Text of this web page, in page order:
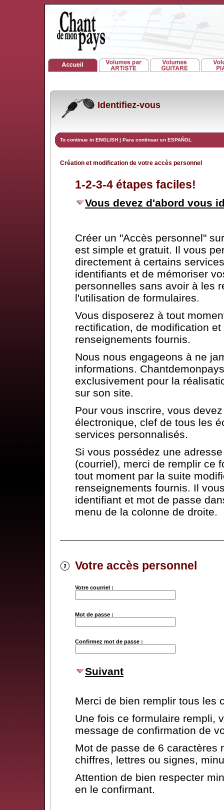
Identifiez-vous
To continue in ENGLISH | Para continuar en ESPAÑOL
Création et modification de votre accès personnel
1-2-3-4 étapes faciles!
Vous devez d'abord vous
Créer un "Accès personnel"
est simple et gratuit. Il vous
directement à certains
identifiants et de mémoriser
personnelles sans avoir à les
l'utilisation de formulaires.
Vous disposerez à tout
rectification, de modification
renseignements fournis.
Nous nous engageons à ne
informations.
exclusivement pour la
sur son site.
Pour vous inscrire, vous
électronique, clef de tous les
services personnalisés.
Si vous possédez une
(courriel), merci de remplir ce
tout moment par la suite
renseignements fournis. Il
identifiant et mot de passe
menu de la colonne de droite.
Votre accès personnel
Votre courriel :
Mot de passe :
Confirmez mot de passe :
Suivant
Merci de bien remplir tous les
Une fois ce formulaire rempli,
message de confirmation de
Mot de passe de 6 caractères
chiffres, lettres ou signes,
Attention de bien respecter
en le confirmant.